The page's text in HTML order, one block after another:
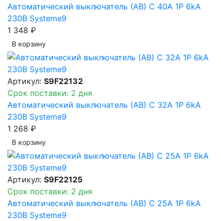
Автоматический выключатель (АВ) C 40A 1P 6kA
230В Systeme9
1 348 ₽
В корзинy
Артикул: S9F22132
Срок поставки: 2 дня
Автоматический выключатель (АВ) C 32A 1P 6kA
230В Systeme9
1 268 ₽
В корзинy
Артикул: S9F22125
Срок поставки: 2 дня
Автоматический выключатель (АВ) C 25A 1P 6kA
230В Systeme9